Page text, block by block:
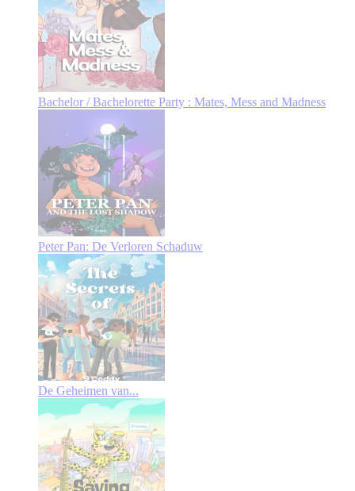
Bachelor / Bachelorette Party : Mates, Mess and Madness
Peter Pan: De Verloren Schaduw
De Geheimen van...